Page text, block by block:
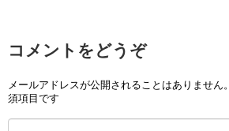
コメントをどうぞ
メールアドレスが公開されることはありません。
須項目です